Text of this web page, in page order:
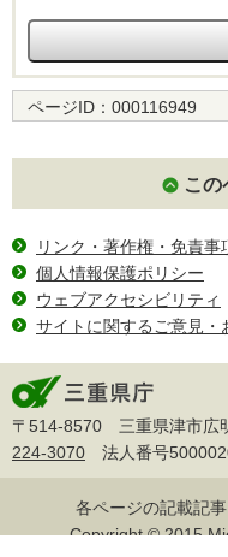
ページID： 000116949
この
リンク・著作権・免責事
個人情報保護ポリシー
ウェブアクセシビリティ
サイトに関するご意見・
〒514-8570 三重県津市広
224-3070 法人番号
各ページの記載記
Copyright © 2015